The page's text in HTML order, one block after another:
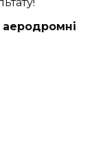
аеродромні